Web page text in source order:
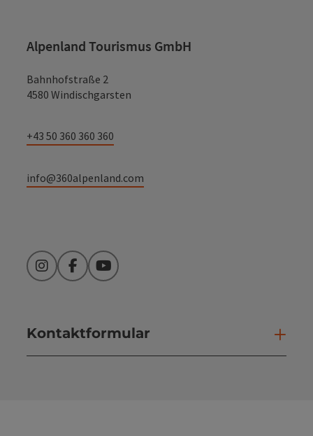
Alpenland Tourismus GmbH
Bahnhofstraße 2
4580 Windischgarsten
+43 50 360 360 360
info@360alpenland.com
InstagramFacebookYouTube
Kontaktformular